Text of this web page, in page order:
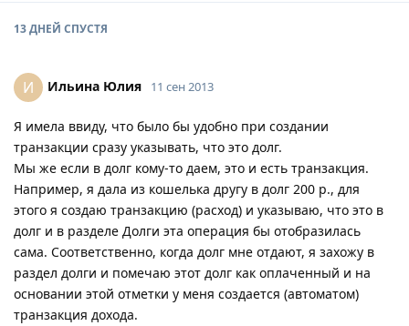
13 ДНЕЙ СПУСТЯ
И Ильина Юлия 11 сен 2013
Я имела ввиду, что было бы удобно при создании
транзакции сразу указывать, что это долг.
Мы же если в долг кому-то даем, это и есть транзакция.
Например, я дала из кошелька другу в долг 200 р., для
этого я создаю транзакцию (расход) и указываю, что это в
долг и в разделе Долги эта операция бы отобразилась
сама. Соответственно, когда долг мне отдают, я захожу в
раздел долги и помечаю этот долг как оплаченный и на
основании этой отметки у меня создается (автоматом)
транзакция дохода.